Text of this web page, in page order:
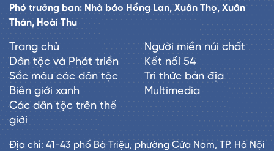
Phó trưởng ban: Nhà báo Hồng Lan, Xuân Thọ, Xuân
Thân, Hoài Thu
Trang chủ
Dân tộc và Phát triển
Sắc màu các dân tộc
Biên giới xanh
Các dân tộc trên thế
giới
Người miền núi chất
Kết nối 54
Tri thức bản địa
Multimedia
Địa chỉ: 41-43 phố Bà Triệu, phường Cửa Nam, TP. Hà Nội